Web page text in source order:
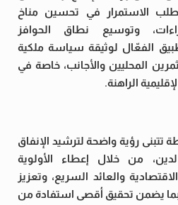
الاستمرار في تحسين مناخ
وتوسيع نطاق الحوافز
الفعّال لوثيقة سياسة ملكية
المحليين والأجانب، خاصة في
الراهنة.
تتبنى رؤية واضحة لترشيد الإنفاق
من خلال إعطاء الأولوية
والعائد السريع، وتعزيز
بما يضمن تحقيق أقصى استفادة من